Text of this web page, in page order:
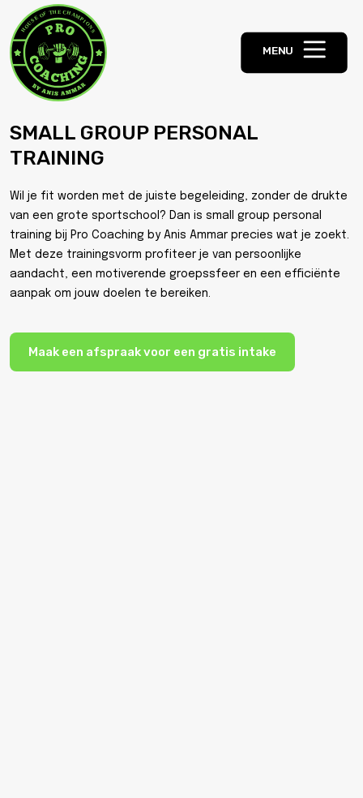
MENU
SMALL GROUP PERSONAL
TRAINING
Wil je fit worden met de juiste begeleiding, zonder de drukte
van een grote sportschool? Dan is small group personal
training bij Pro Coaching by Anis Ammar precies wat je zoekt.
Met deze trainingsvorm profiteer je van persoonlijke
aandacht, een motiverende groepssfeer en een efficiënte
aanpak om jouw doelen te bereiken.
Maak een afspraak voor een gratis intake